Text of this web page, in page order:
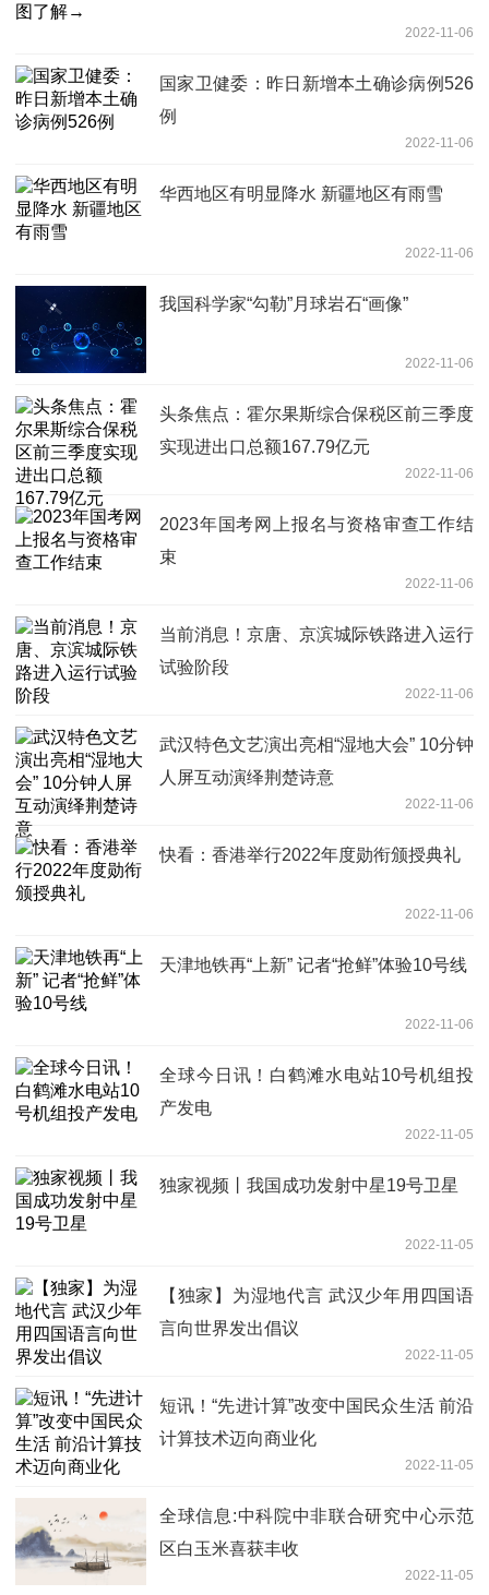
2022-11-06
国家卫健委：昨日新增本土确诊病例526
例
2022-11-06
华西地区有明显降水 新疆地区有雨雪
2022-11-06
我国科学家“勾勒”月球岩石“画像”
2022-11-06
头条焦点：霍尔果斯综合保税区前三季度
实现进出口总额167.79亿元
2022-11-06
2023年国考网上报名与资格审查工作结
束
2022-11-06
当前消息！京唐、京滨城际铁路进入运行
试验阶段
2022-11-06
武汉特色文艺演出亮相“湿地大会” 10分钟
人屏互动演绎荆楚诗意
2022-11-06
快看：香港举行2022年度勋衔颁授典礼
2022-11-06
天津地铁再“上新” 记者“抢鲜”体验10号线
2022-11-06
全球今日讯！白鹤滩水电站10号机组投
产发电
2022-11-05
独家视频丨我国成功发射中星19号卫星
2022-11-05
【独家】为湿地代言 武汉少年用四国语
言向世界发出倡议
2022-11-05
短讯！“先进计算”改变中国民众生活 前沿
计算技术迈向商业化
2022-11-05
全球信息:中科院中非联合研究中心示范
区白玉米喜获丰收
2022-11-05